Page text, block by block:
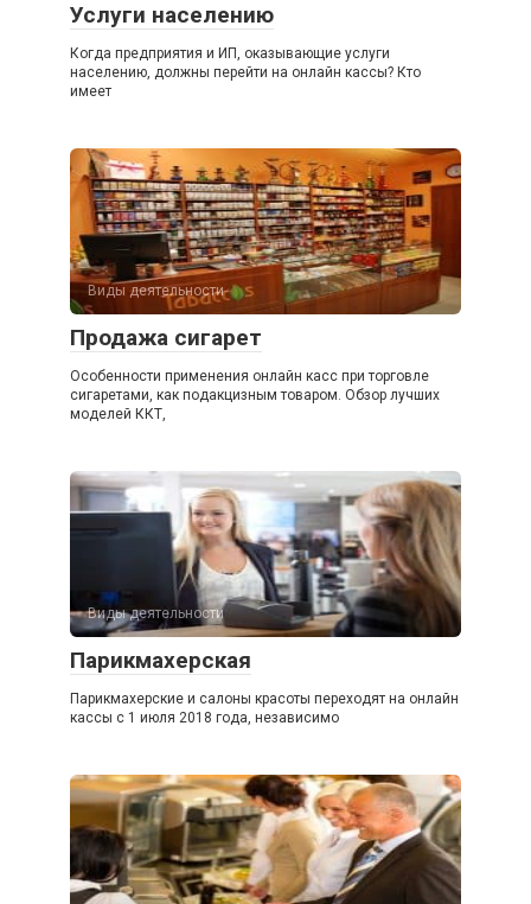
Услуги населению
Когда предприятия и ИП, оказывающие услуги
населению, должны перейти на онлайн кассы? Кто
имеет
Виды деятельности
Продажа сигарет
Особенности применения онлайн касс при торговле
сигаретами, как подакцизным товаром. Обзор лучших
моделей ККТ,
Виды деятельности
Парикмахерская
Парикмахерские и салоны красоты переходят на онлайн
кассы с 1 июля 2018 года, независимо